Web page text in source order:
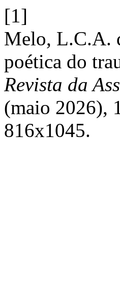
[1]
Melo, L.C.A.
poética do
Revista da
(maio 2026),
816x1045.